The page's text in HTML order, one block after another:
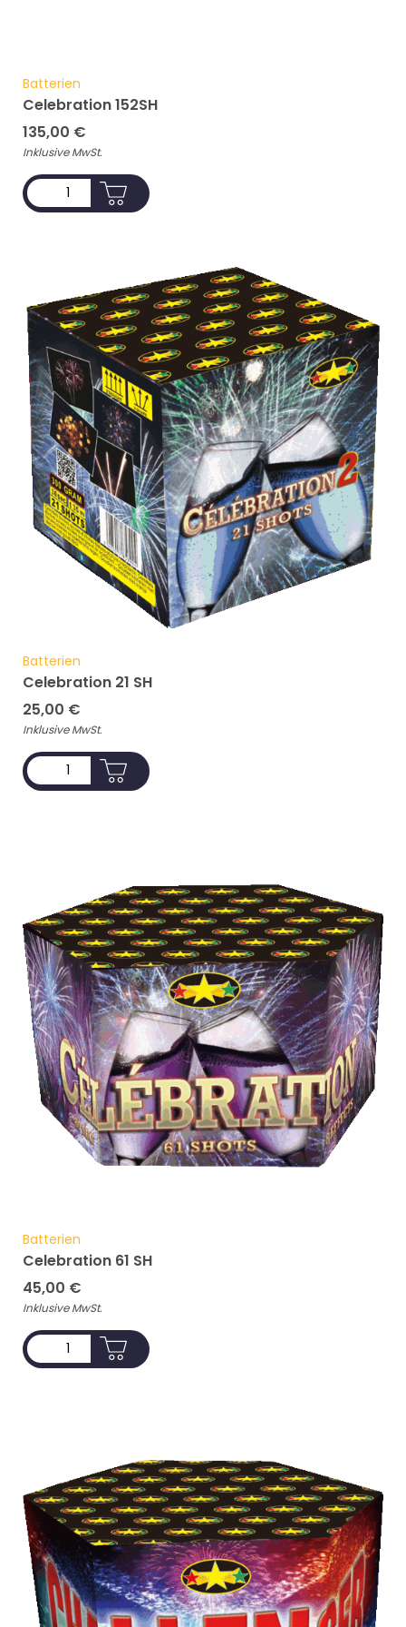
Batterien
Celebration 152SH
135,00 €
Inklusive MwSt.
Batterien
Celebration 21 SH
25,00 €
Inklusive MwSt.
Batterien
Celebration 61 SH
45,00 €
Inklusive MwSt.